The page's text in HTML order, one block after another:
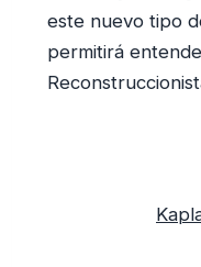
este nuevo tipo
permitirá